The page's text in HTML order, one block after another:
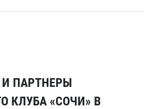
ПАРТНЕРЫ
КЛУБА «СОЧИ» В